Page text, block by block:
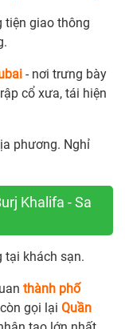
tiện giao thông
- nơi trưng bày
cổ xưa, tái hiện
phương. Nghỉ
Khalifa - Sa
tại khách sạn.
thành phố
gọi lại Quần